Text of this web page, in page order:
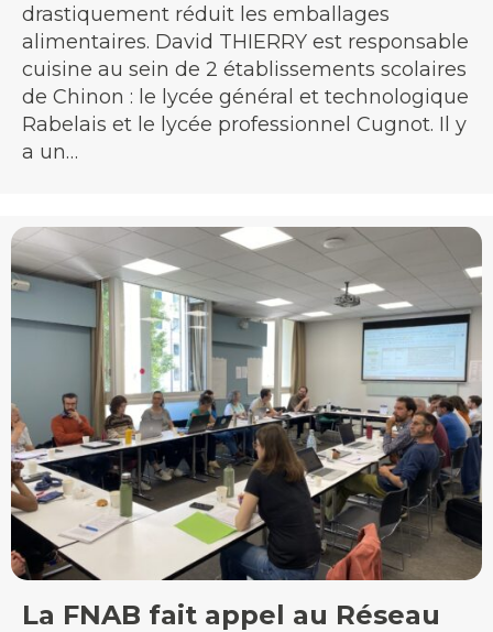
drastiquement réduit les emballages
alimentaires. David THIERRY est responsable
cuisine au sein de 2 établissements scolaires
de Chinon : le lycée général et technologique
Rabelais et le lycée professionnel Cugnot. Il y
a un…
La FNAB fait appel au Réseau